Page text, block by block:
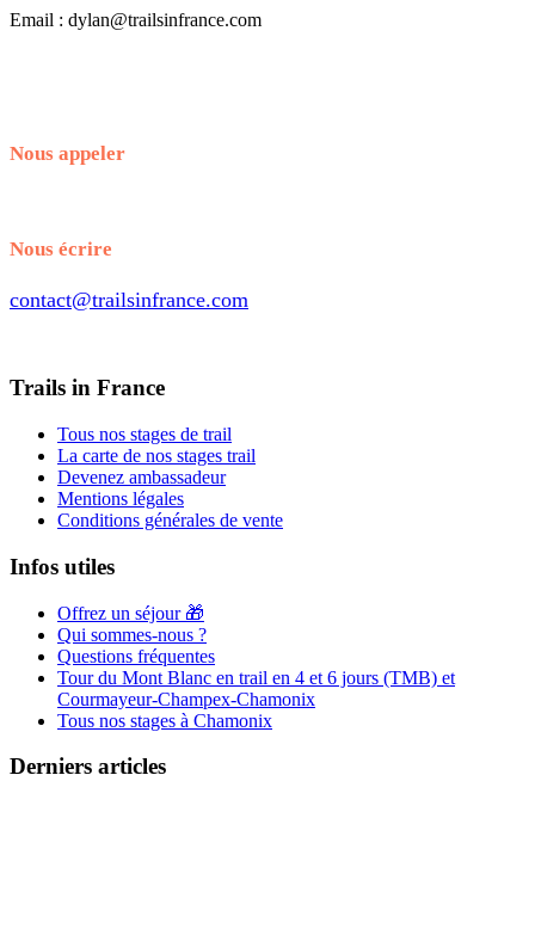
Email : dylan@trailsinfrance.com
Nous appeler
Nous écrire
contact@trailsinfrance.com
Trails in France
Tous nos stages de trail
La carte de nos stages trail
Devenez ambassadeur
Mentions légales
Conditions générales de vente
Infos utiles
Offrez un séjour 🎁
Qui sommes-nous ?
Questions fréquentes
Tour du Mont Blanc en trail en 4 et 6 jours (TMB) et
Courmayeur-Champex-Chamonix
Tous nos stages à Chamonix
Derniers articles